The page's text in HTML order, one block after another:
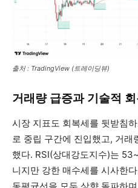
출처 : TradingView (트레이딩뷰)
거래량 급증과 기술적
시장 지표도 회복세를 뒷받침하
로 중립 구간에 진입했고, 거래
했다. RSI(상대강도지수)는
니지만 강한 매수세를 시사한